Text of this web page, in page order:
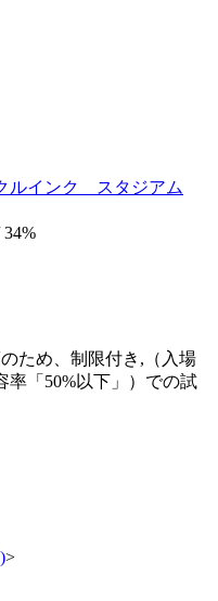
ルインク スタジアム
ため、制限付き,（入場
率「50%以下」）での試
>